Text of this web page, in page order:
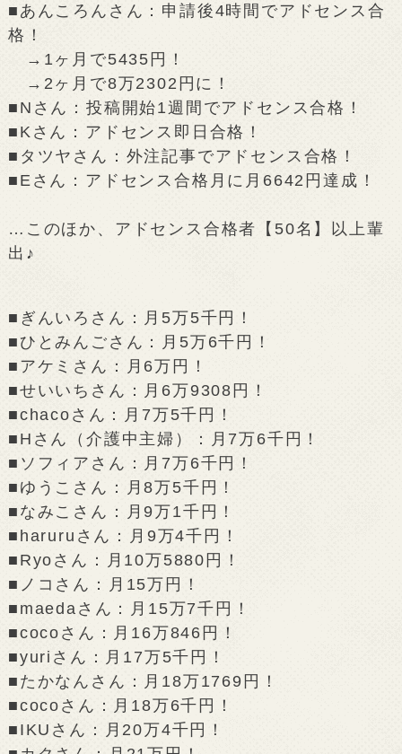
■あんころんさん：申請後4時間でアドセンス合
格！
→1ヶ月で5435円！
→2ヶ月で8万2302円に！
■Nさん：投稿開始1週間でアドセンス合格！
■Kさん：アドセンス即日合格！
■タツヤさん：外注記事でアドセンス合格！
■Eさん：アドセンス合格月に月6642円達成！
…このほか、アドセンス合格者【50名】以上輩
出♪
■ぎんいろさん：月5万5千円！
■ひとみんごさん：月5万6千円！
■アケミさん：月6万円！
■せいいちさん：月6万9308円！
■chacoさん：月7万5千円！
■Hさん（介護中主婦）：月7万6千円！
■ソフィアさん：月7万6千円！
■ゆうこさん：月8万5千円！
■なみこさん：月9万1千円！
■haruruさん：月9万4千円！
■Ryoさん：月10万5880円！
■ノコさん：月15万円！
■maedaさん：月15万7千円！
■cocoさん：月16万846円！
■yuriさん：月17万5千円！
■たかなんさん：月18万1769円！
■cocoさん：月18万6千円！
■IKUさん：月20万4千円！